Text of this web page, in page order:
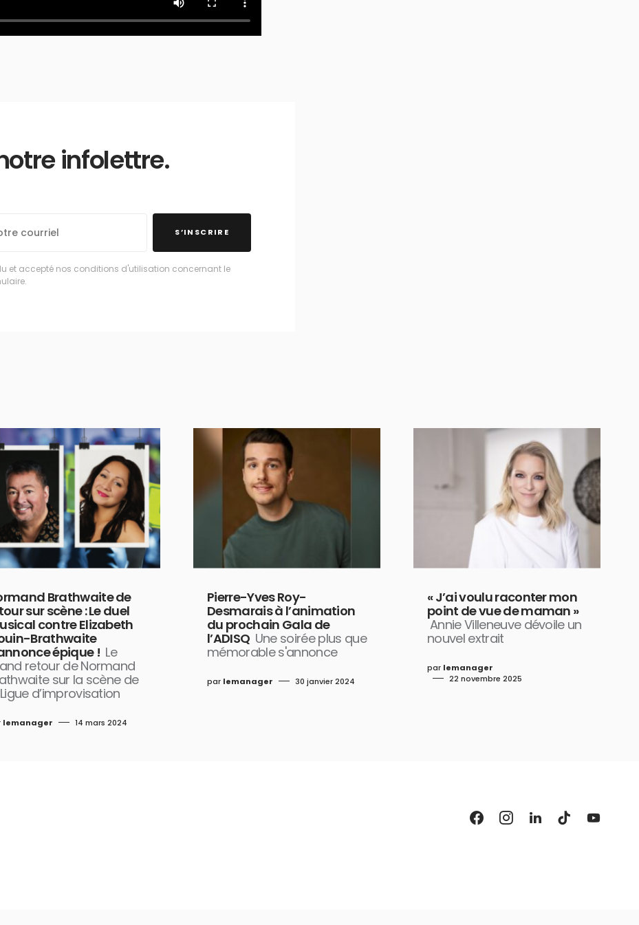
infolettre.
S’INSCRIRE
et accepté nos conditions d'utilisation concernant le
Brathwaite de
sur scène : Le duel
contre Elizabeth
Brathwaite
épique ! Le
retour de Normand
sur la scène de
d’improvisation
lemanager 14 mars 2024
Pierre-Yves Roy-
Desmarais à l’animation
du prochain Gala de
l’ADISQ Une soirée plus que
mémorable s'annonce
par lemanager 30 janvier 2024
« J’ai voulu raconter mon
point de vue de maman »
Annie Villeneuve dévoile un
nouvel extrait
par lemanager
22 novembre 2025